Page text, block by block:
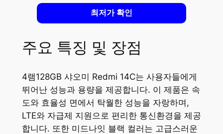
최저가 확인
주요 특징 및 장점
4램128GB 샤오미 Redmi 14C는 사용자들에게
뛰어난 성능과 용량을 제공합니다. 이 제품은 속
도와 효율성 면에서 탁월한 성능을 자랑하며,
LTE와 자급제 지원으로 편리한 통신환경을 제공
합니다. 또한 미드나잇 블랙 컬러는 고급스러운